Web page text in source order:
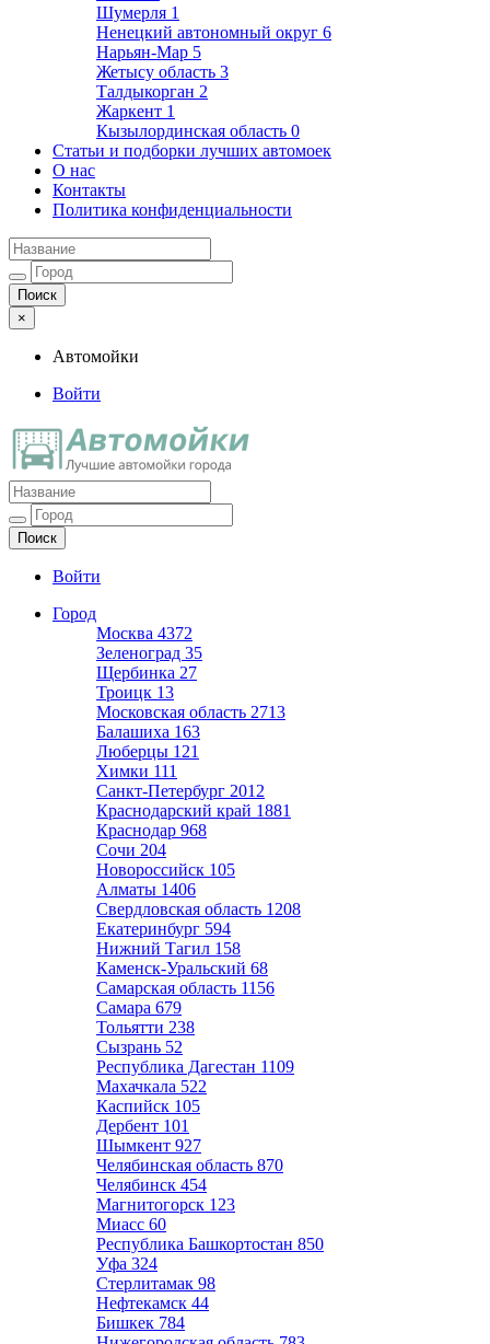
Шумерля 1
Ненецкий автономный округ 6
Нарьян-Мар 5
Жетысу область 3
Талдыкорган 2
Жаркент 1
Кызылординская область 0
Статьи и подборки лучших автомоек
О нас
Контакты
Политика конфиденциальности
×
Автомойки
Войти
Автомойки
Ещё один сайт на WordPress
Войти
Город
Москва 4372
Зеленоград 35
Щербинка 27
Троицк 13
Московская область 2713
Балашиха 163
Люберцы 121
Химки 111
Санкт-Петербург 2012
Краснодарский край 1881
Краснодар 968
Сочи 204
Новороссийск 105
Алматы 1406
Свердловская область 1208
Екатеринбург 594
Нижний Тагил 158
Каменск-Уральский 68
Самарская область 1156
Самара 679
Тольятти 238
Сызрань 52
Республика Дагестан 1109
Махачкала 522
Каспийск 105
Дербент 101
Шымкент 927
Челябинская область 870
Челябинск 454
Магнитогорск 123
Миасс 60
Республика Башкортостан 850
Уфа 324
Стерлитамак 98
Нефтекамск 44
Бишкек 784